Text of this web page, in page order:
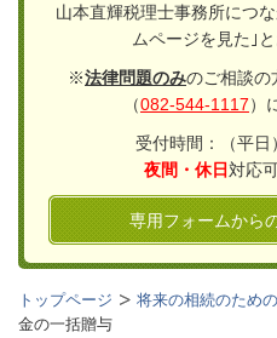
山本直輝税理士事務所につ
ムページを見た｣
※法律問題のみのご相談の
（082-544-1117）
受付時間：（平
夜間・休日対応
専用フォームから
トップページ 将来の相続のため
金の一括贈与